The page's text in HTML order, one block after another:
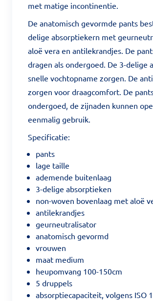
met matige incontinentie.
De anatomisch gevormde pants
delige absorptiekern met
aloë vera en antilekrandjes. De
dragen als ondergoed. De 3-delige
snelle vochtopname zorgen. De
zorgen voor draagcomfort. De
ondergoed, de zijnaden kunnen
eenmalig gebruik.
Specificatie:
pants
lage taille
ademende buitenlaag
3-delige absorptieken
non-woven bovenlaag met aloë
antilekrandjes
geurneutralisator
anatomisch gevormd
vrouwen
maat medium
heupomvang 100-150cm
5 druppels
absorptiecapaciteit, volgens ISO